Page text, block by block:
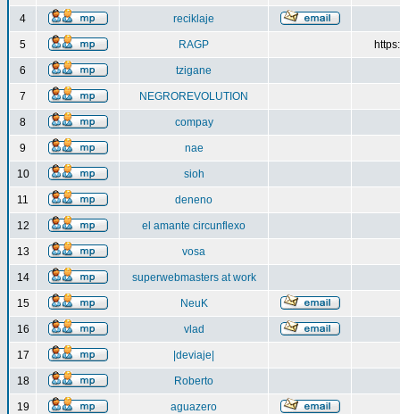
4 reciklaje
5 RAGP
6 tzigane
7 NEGROREVOLUTION
8 compay
9 nae
10 sioh
11 deneno
12 el amante circunflexo
13 vosa
14 superwebmasters at work
15 NeuK
16 vlad
17 |deviaje|
18 Roberto
19 aguazero